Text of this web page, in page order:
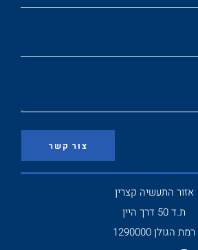
צור קשר
אזור התעשיה קצרין
ת.ד 50 דרך היין
רמת הגולן 1290000